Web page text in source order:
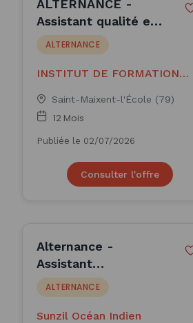
ALTERNANCE -
Assistant qualité en
industrie
agroalimentaire (H/F)
ALTERNANCE
INSTITUT DE FORMATION
Saint-Maixent-l'École (79)
12 Mois
Publiée le 02/07/2026
Consulter l'offre
Alternance -
Assistant
Construction F/H -
Sunzil Océan Indien
ALTERNANCE
Sunzil Océan Indien